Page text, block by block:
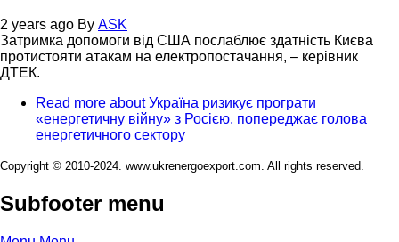
2 years ago By ASK
Затримка допомоги від США послаблює здатність Києва
протистояти атакам на електропостачання, – керівник
ДТЕК.
Read more about Україна ризикує програти
«енергетичну війну» з Росією, попереджає голова
енергетичного сектору
Copyright © 2010-2024. www.ukrenergoexport.com. All rights reserved.
Subfooter menu